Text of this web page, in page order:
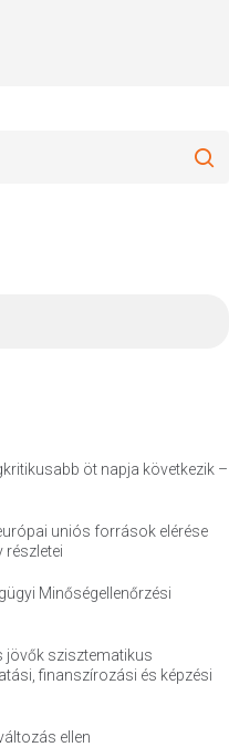
öt napja következik –
uniós források elérése
részletei
Minőségellenőrzési
jövők szisztematikus
finanszírozási és képzési
ellen